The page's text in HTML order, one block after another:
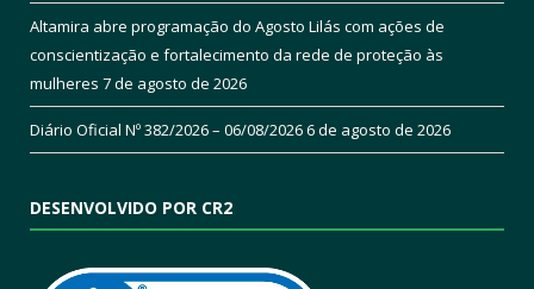
Altamira abre programação do Agosto Lilás com ações de
conscientização e fortalecimento da rede de proteção às
mulheres 7 de agosto de 2026
Diário Oficial Nº 382/2026 – 06/08/20266 de agosto de 2026
DESENVOLVIDO POR CR2